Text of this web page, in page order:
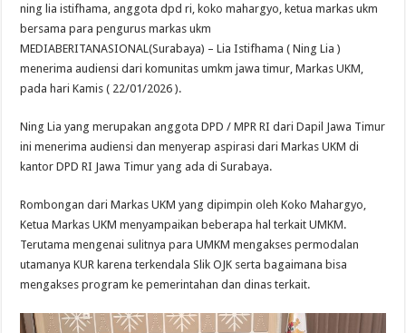
ning lia istifhama, anggota dpd ri, koko mahargyo, ketua markas ukm
bersama para pengurus markas ukm
MEDIABERITANASIONAL(Surabaya) – Lia Istifhama ( Ning Lia )
menerima audiensi dari komunitas umkm jawa timur, Markas UKM,
pada hari Kamis ( 22/01/2026 ).
Ning Lia yang merupakan anggota DPD / MPR RI dari Dapil Jawa Timur
ini menerima audiensi dan menyerap aspirasi dari Markas UKM di
kantor DPD RI Jawa Timur yang ada di Surabaya.
Rombongan dari Markas UKM yang dipimpin oleh Koko Mahargyo,
Ketua Markas UKM menyampaikan beberapa hal terkait UMKM.
Terutama mengenai sulitnya para UMKM mengakses permodalan
utamanya KUR karena terkendala Slik OJK serta bagaimana bisa
mengakses program ke pemerintahan dan dinas terkait.